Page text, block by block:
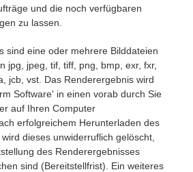
und die noch verfügbaren
zu lassen.
sind eine oder mehrere Bilddateien
jpg, jpeg, tif, tiff, png, bmp, exr, fxr,
jcb, vst. Das Renderergebnis wird
Software' in einen vorab durch Sie
auf Ihren Computer
erfolgreichem Herunterladen des
dieses unwiderruflich gelöscht,
des Renderergebnisses
sind (Bereitstellfrist). Ein weiteres